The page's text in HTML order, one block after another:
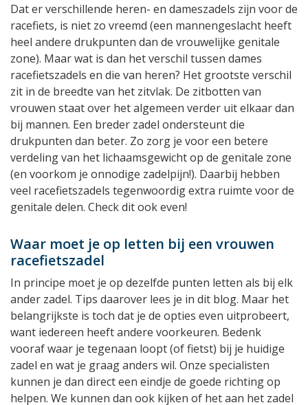
Dat er verschillende heren- en dameszadels zijn voor de
racefiets, is niet zo vreemd (een mannengeslacht heeft
heel andere drukpunten dan de vrouwelijke genitale
zone). Maar wat is dan het verschil tussen dames
racefietszadels en die van heren? Het grootste verschil
zit in de breedte van het zitvlak. De zitbotten van
vrouwen staat over het algemeen verder uit elkaar dan
bij mannen. Een breder zadel ondersteunt die
drukpunten dan beter. Zo zorg je voor een betere
verdeling van het lichaamsgewicht op de genitale zone
(en voorkom je onnodige zadelpijn!). Daarbij hebben
veel racefietszadels tegenwoordig extra ruimte voor de
genitale delen. Check dit ook even!
Waar moet je op letten bij een vrouwen
racefietszadel
In principe moet je op dezelfde punten letten als bij elk
ander zadel. Tips daarover lees je in dit blog. Maar het
belangrijkste is toch dat je de opties even uitprobeert,
want iedereen heeft andere voorkeuren. Bedenk
vooraf waar je tegenaan loopt (of fietst) bij je huidige
zadel en wat je graag anders wil. Onze specialisten
kunnen je dan direct een eindje de goede richting op
helpen. We kunnen dan ook kijken of het aan het zadel